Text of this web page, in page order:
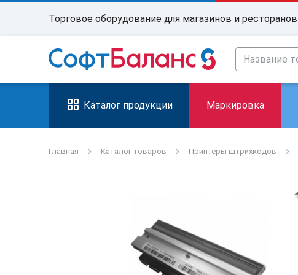
Торговое оборудование для магазинов и ресторанов
Каталог продукции Маркировка
Главная Каталог товаров Принтеры штрихкодов